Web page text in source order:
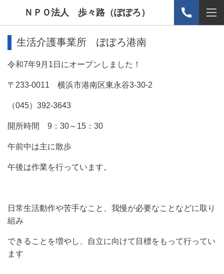
ＮＰＯ法人 歩々路（ぽぽろ）
生活介護事業所 ぽぽろ港南
令和7年9月1日にオープンしました！
〒233-0011 横浜市港南区東永谷3-30-2
（045）392-3643
開所時間 9：30～15：30
午前中は主に散歩
午後は作業を行っています。
日常生活動作や苦手なこと、我慢が必要なことなどに取り
組み
できることを増やし、自立に向けて目標をもって行ってい
ます